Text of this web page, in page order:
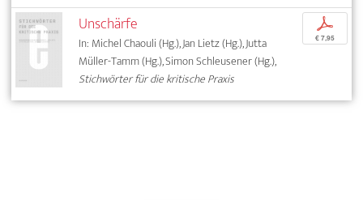
Unschärfe
In: Michel Chaouli (Hg.), Jan Lietz (Hg.), Jutta
Müller-Tamm (Hg.), Simon Schleusener (Hg.),
Stichwörter für die kritische Praxis
p
€ 7,95